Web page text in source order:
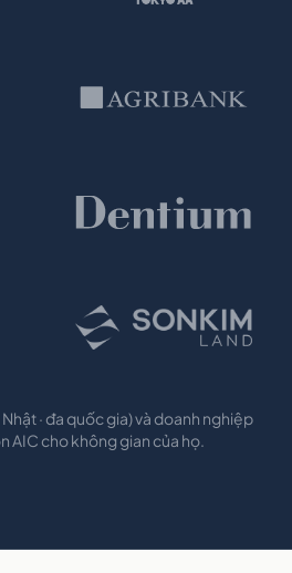
Nhật · đa quốc gia) và doanh nghiệp
AIC cho không gian của họ.